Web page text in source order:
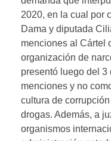
2020, en la cual por
Dama y diputada
menciones al Cártel
organización de
presentó luego del 3
menciones y no
cultura de
drogas. Además, a
organismos